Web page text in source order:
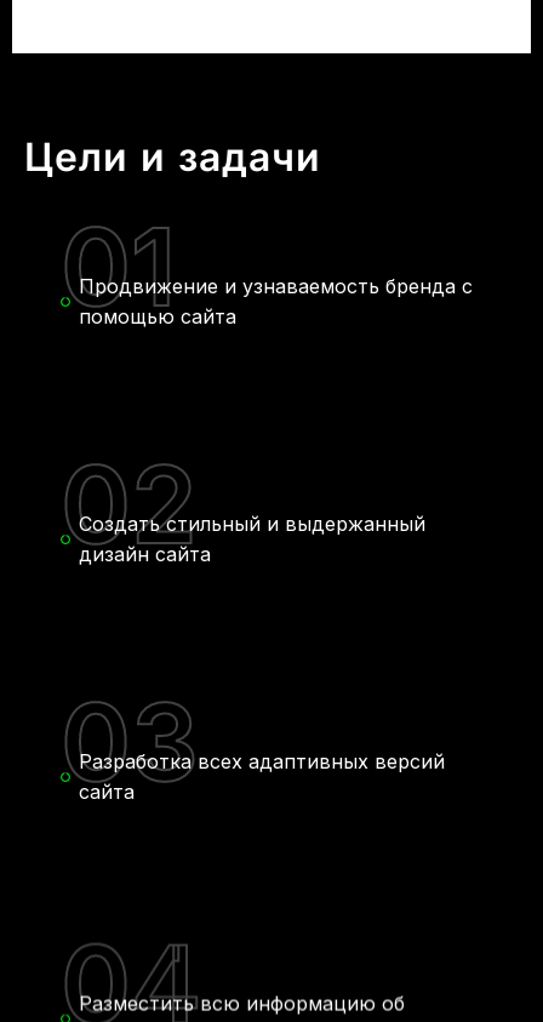
Цели и задачи
01
Продвижение и узнаваемость бренда с
помощью сайта
02
Создать стильный и выдержанный
дизайн сайта
03
Разработка всех адаптивных версий
сайта
04
Разместить всю информацию об